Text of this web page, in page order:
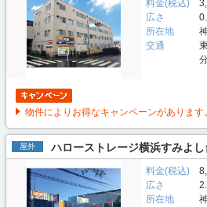
料金(税込)
広さ
所在地
交通
物件によりお得なキャンペーンがあります
屋外 ハローストレージ横浜すみよし
料金(税込)
広さ
所在地